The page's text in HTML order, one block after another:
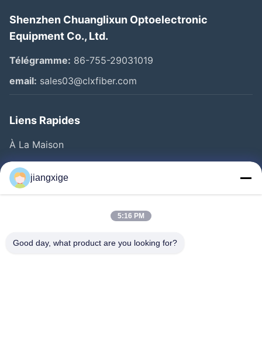
Shenzhen Chuanglixun Optoelectronic
Equipment Co., Ltd.
Télégramme: 86-755-29031019
email: sales03@clxfiber.com
Liens Rapides
À La Maison
Produits
À Propos De Nous
Nous Contacter
jiangxige
5:16 PM
Good day, what product are you looking for?